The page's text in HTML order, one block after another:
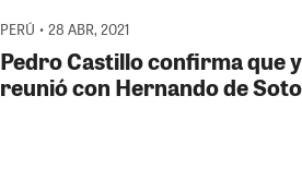
PERÚ • 28 ABR, 2021
Pedro Castillo confirma que
reunió con Hernando de Soto